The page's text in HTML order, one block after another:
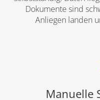
Dokumente sind
Anliegen landen
Manuelle